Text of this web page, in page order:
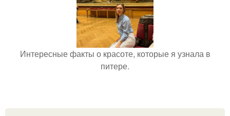
Интересные факты о красоте, которые я узнала в
питере.